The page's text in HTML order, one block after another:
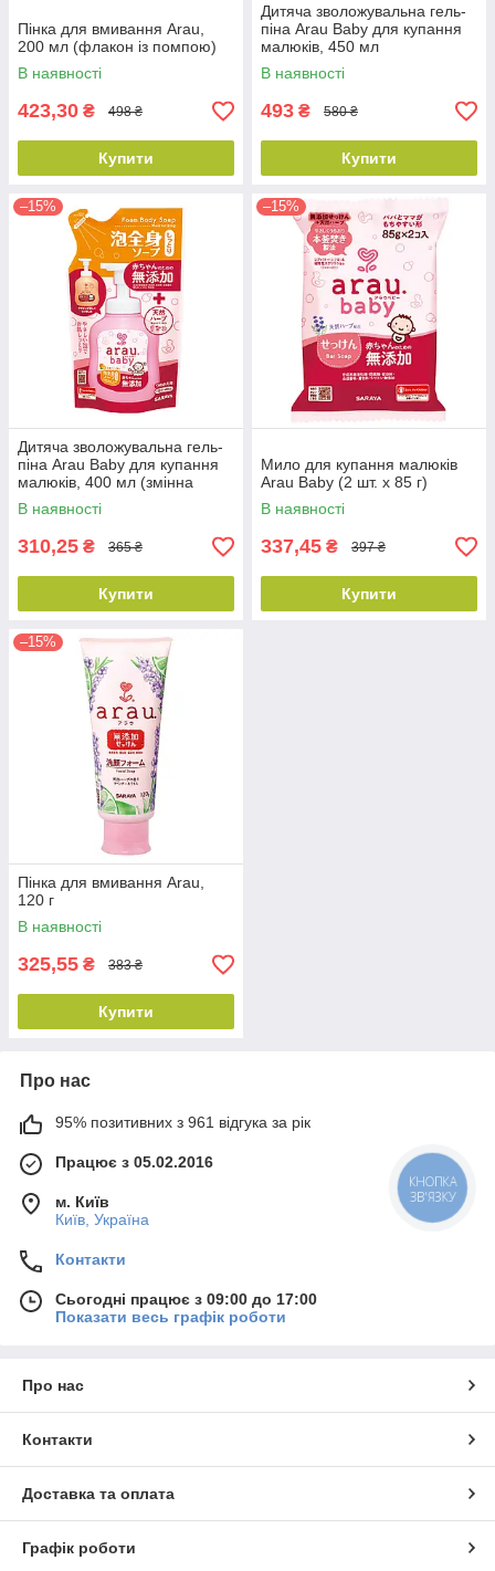
Пінка для вмивання Arau,
200 мл (флакон із помпою)
В наявності
423,30 ₴ 498 ₴
Купити
Дитяча зволожувальна гель-
піна Arau Baby для купання
малюків, 450 мл
В наявності
493 ₴ 580 ₴
Купити
–15%
Дитяча зволожувальна гель-
піна Arau Baby для купання
малюків, 400 мл (змінна
упаковка)
В наявності
310,25 ₴ 365 ₴
Купити
–15%
Мило для купання малюків
Arau Baby (2 шт. x 85 г)
В наявності
337,45 ₴ 397 ₴
Купити
–15%
Пінка для вмивання Arau,
120 г
В наявності
325,55 ₴ 383 ₴
Купити
Про нас
95% позитивних з 961 відгука за рік
Працює з 05.02.2016
м. Київ
Київ, Україна
Контакти
Сьогодні працює з 09:00 до 17:00
Показати весь графік роботи
Про нас
Контакти
Доставка та оплата
Графік роботи